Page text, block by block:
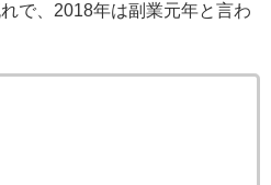
で、2018年は副業元年と言わ